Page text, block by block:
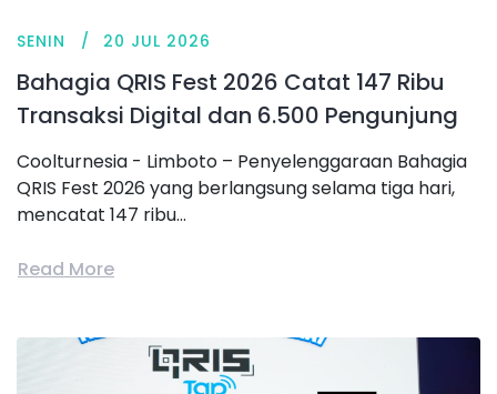
SENIN 20 JUL 2026
Bahagia QRIS Fest 2026 Catat 147 Ribu
Transaksi Digital dan 6.500 Pengunjung
Coolturnesia - Limboto – Penyelenggaraan Bahagia
QRIS Fest 2026 yang berlangsung selama tiga hari,
mencatat 147 ribu...
Read More